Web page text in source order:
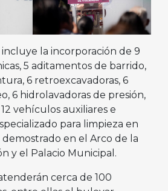
la incorporación de 9
5 aditamentos de barrido,
6 retroexcavadoras, 6
6 hidrolavadoras de presión,
vehículos auxiliares e
para limpieza en
en el Arco de la
y el Palacio Municipal.
cerca de 100